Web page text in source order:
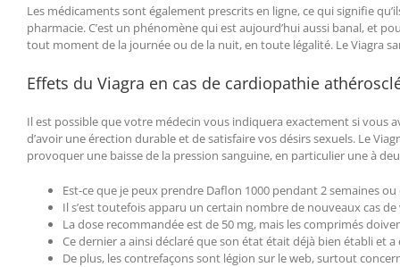
Les médicaments sont également prescrits en ligne, ce qui signifie
pharmacie. C’est un phénomène qui est aujourd’hui aussi banal, et
tout moment de la journée ou de la nuit, en toute légalité. Le Viagra
Effets du Viagra en cas de cardiopathie
Il est possible que votre médecin vous indiquera exactement si vous
d’avoir une érection durable et de satisfaire vos désirs sexuels. Le
provoquer une baisse de la pression sanguine, en particulier une à
Est-ce que je peux prendre Daflon 1000 pendant 2 semaines
Il s’est toutefois apparu un certain nombre de nouveaux cas
La dose recommandée est de 50 mg, mais les comprimés
Ce dernier a ainsi déclaré que son état était déjà bien établi et
De plus, les contrefaçons sont légion sur le web, surtout